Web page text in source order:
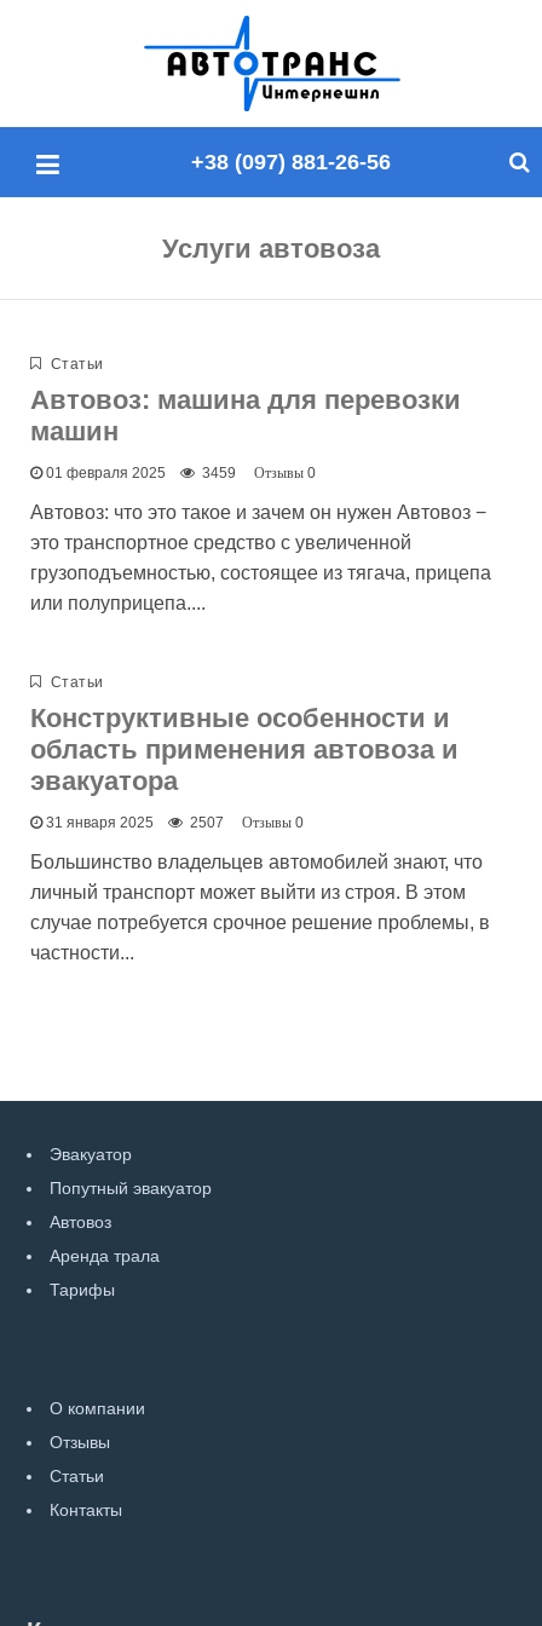
п
+38 (097) 881-26-56
Услуги автовоза
Статьи
Автовоз: машина для перевозки
машин
01 февраля 2025 3459 0
Автовоз: что это такое и зачем он нужен Автовоз −
это транспортное средство с увеличенной
грузоподъемностью, состоящее из тягача, прицепа
или полуприцепа....
Статьи
Конструктивные особенности и
область применения автовоза и
эвакуатора
31 января 2025 2507 0
Большинство владельцев автомобилей знают, что
личный транспорт может выйти из строя. В этом
случае потребуется срочное решение проблемы, в
частности...
Эвакуатор
Попутный эвакуатор
Автовоз
Аренда трала
Тарифы
О компании
Отзывы
Статьи
Контакты